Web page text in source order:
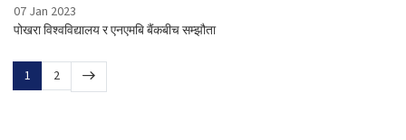
07 Jan 2023
पोखरा विश्वविद्यालय र एनएमबि बैंकबीच सम्झौता
1 2